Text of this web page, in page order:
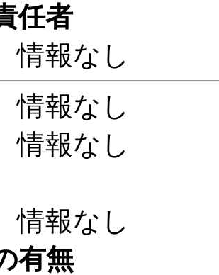
任者
なし
情報なし
情報なし
なし
有無